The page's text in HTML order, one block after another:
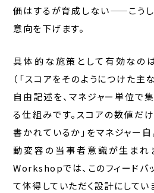
価はするが育成しない——こう
意向を下げます。
具体的な施策として有効なの
（「スコアをそのようにつけた主
自由記述を、マネジャー単位で
る仕組みです。スコアの数値だ
書かれているか」をマネジャー
動変容の当事者意識が生まれ
Workshopでは、このフィードバ
て体得していただく設計にしてい